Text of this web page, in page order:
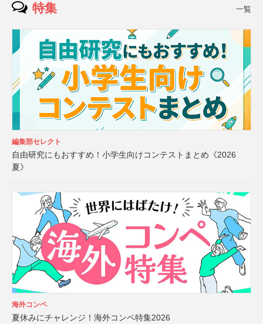
特集 一覧
編集部セレクト
自由研究にもおすすめ！小学生向けコンテストまとめ《2026
夏》
海外コンペ
夏休みにチャレンジ！海外コンペ特集2026